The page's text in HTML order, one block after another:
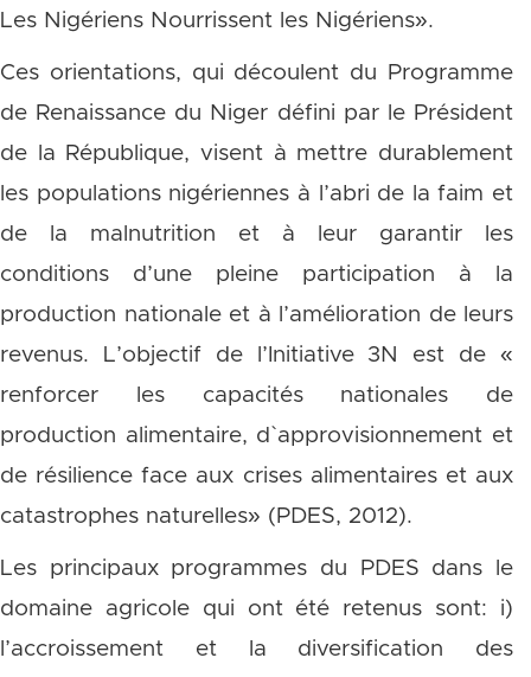
Les Nigériens Nourrissent les Nigériens».
Ces orientations, qui découlent du Programme
de Renaissance du Niger défini par le Président
de la République, visent à mettre durablement
les populations nigériennes à l’abri de la faim et
de la malnutrition et à leur garantir les
conditions d’une pleine participation à la
production nationale et à l’amélioration de leurs
revenus. L’objectif de l’Initiative 3N est de «
renforcer les capacités nationales de
production alimentaire, d`approvisionnement et
de résilience face aux crises alimentaires et aux
catastrophes naturelles» (PDES, 2012).
Les principaux programmes du PDES dans le
domaine agricole qui ont été retenus sont: i)
l’accroissement et la diversification des